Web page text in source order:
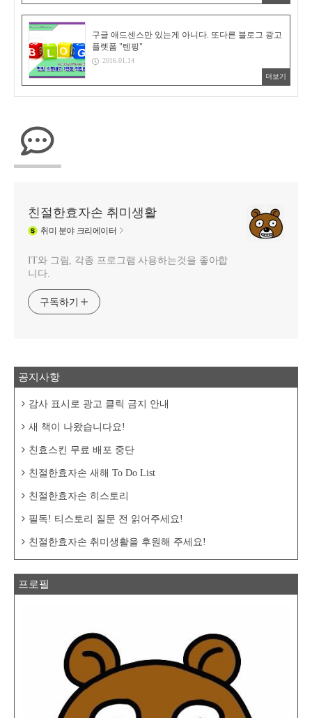
구글 애드센스만 있는게 아니다. 또다른 블로그 광고
플렛폼 "텐핑"
2016.01.14
더보기
친절한효자손 취미생활
취미 분야 크리에이터
IT와 그림, 각종 프로그램 사용하는것을 좋아합
니다.
구독하기
공지사항
감사 표시로 광고 클릭 금지 안내
새 책이 나왔습니다요!
친효스킨 무료 배포 중단
친절한효자손 새해 To Do List
친절한효자손 히스토리
필독! 티스토리 질문 전 읽어주세요!
친절한효자손 취미생활을 후원해 주세요!
프로필